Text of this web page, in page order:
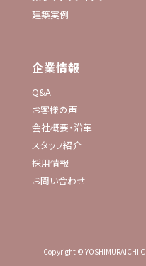
建築実例
企業情報
Q&A
お客様の声
会社概要・沿革
スタッフ紹介
採用情報
お問い合わせ
Copyright © YOSHIMURAICHI